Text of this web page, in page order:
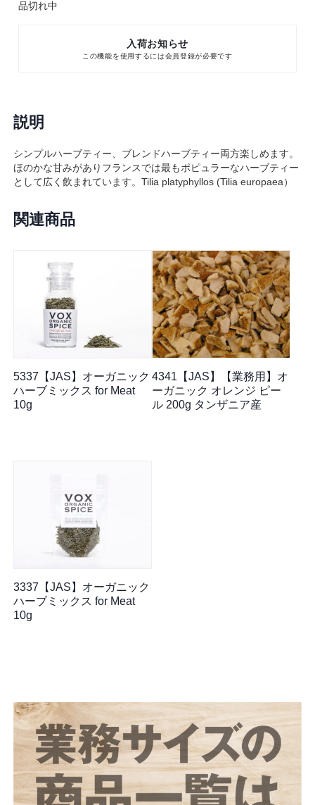
品切れ中
入荷お知らせ
説明
シンプルハーブティー、ブレンドハーブティー両方楽しめます。
ほのかな甘みがありフランスでは最もポピュラーなハーブティー
として広く飲まれています。Tilia platyphyllos (Tilia europaea）
関連商品
5337【JAS】オーガニック
ハーブミックス for Meat
10g
4341【JAS】【業務用】オ
ーガニック オレンジ ピー
ル 200g タンザニア産
3337【JAS】オーガニック
ハーブミックス for Meat
10g